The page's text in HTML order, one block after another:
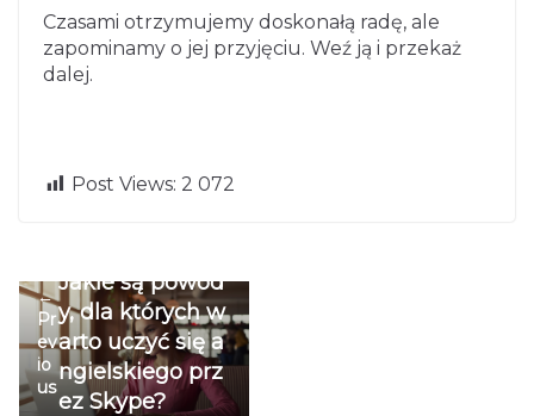
Czasami otrzymujemy doskonałą radę, ale
zapominamy o jej przyjęciu. Weź ją i przekaż
dalej.
Post Views: 2 072
←
Pr
ev
io
us
Jakie są powod
y, dla których w
arto uczyć się a
ngielskiego prz
ez Skype?